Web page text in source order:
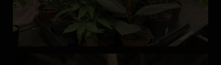
Każdy dzień przynosi nam nowe wyzwania i doświadczenia, nie
zapominając o wspaniałej zabawie!